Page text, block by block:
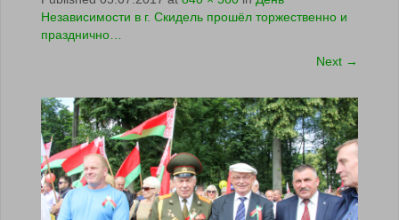
Независимости в г. Скидель прошёл торжественно и
празднично…
Next →